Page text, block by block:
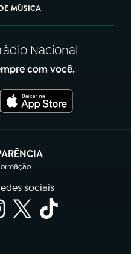
MÚSICA
Nacional
com você.
em nova aba)
sociais